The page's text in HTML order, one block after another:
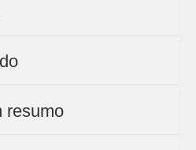
resumo